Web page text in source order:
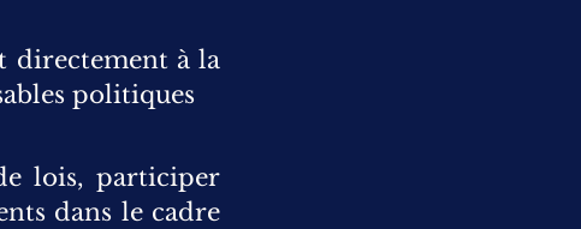
directement à la
politiques
lois, participer
dans le cadre